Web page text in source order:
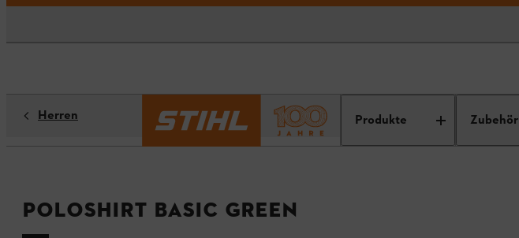
Produkte Zubehör
Herren
Poloshirt BASIC GREEN